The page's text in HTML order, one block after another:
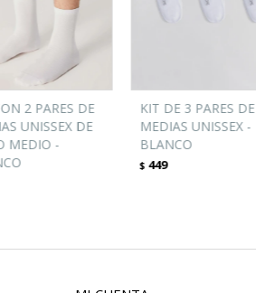
2 PARES DE
UNISSEX DE
MEDIO -
KIT DE 3 PARES DE
MEDIAS UNISSEX -
BLANCO
$ 449